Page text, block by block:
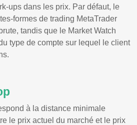
ups dans les prix. Par défaut, le
formes de trading MetaTrader
tandis que le Market Watch
type de compte sur lequel le client
à la distance minimale
le prix actuel du marché et le prix